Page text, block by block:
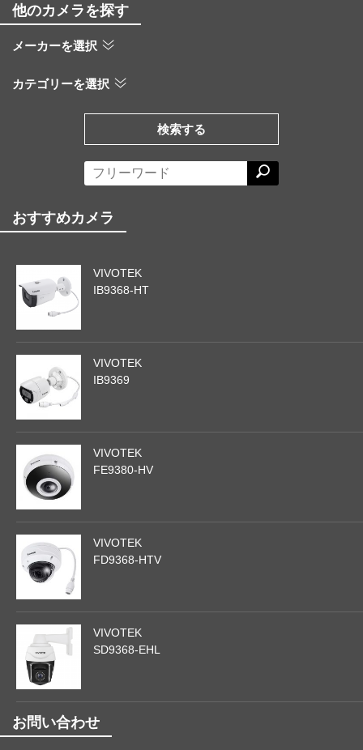
他のカメラを探す
メーカーを選択
カテゴリーを選択
検索する
おすすめカメラ
VIVOTEK
IB9368-HT
VIVOTEK
IB9369
VIVOTEK
FE9380-HV
VIVOTEK
FD9368-HTV
VIVOTEK
SD9368-EHL
お問い合わせ